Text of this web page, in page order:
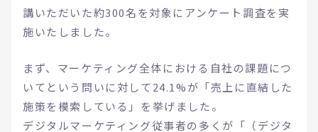
講いただいた約300名を対象にアンケート調査を実
施いたしました。
まず、マーケティング全体における自社の課題につ
いてという問いに対して24.1%が「売上に直結した
施策を模索している」を挙げました。
デジタルマーケティング従事者の多くが「（デジタ